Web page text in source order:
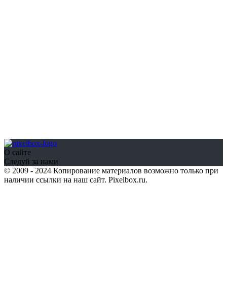
О сайте
Следуй за нами
© 2009 - 2024 Копирование материалов возможно только при
наличии ссылки на наш сайт. Pixelbox.ru.